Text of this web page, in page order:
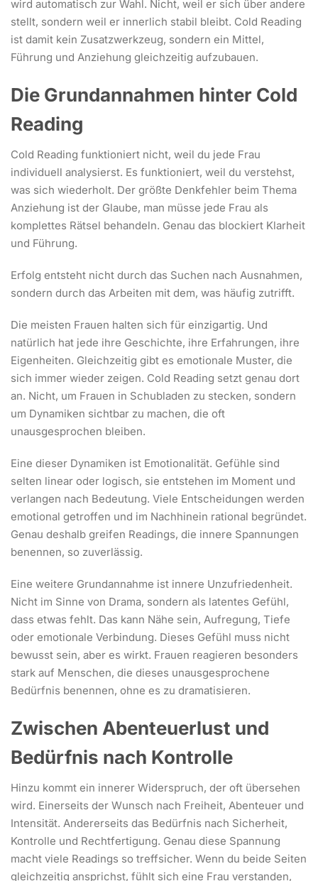
wird automatisch zur Wahl. Nicht, weil er sich über andere
stellt, sondern weil er innerlich stabil bleibt. Cold Reading
ist damit kein Zusatzwerkzeug, sondern ein Mittel,
Führung und Anziehung gleichzeitig aufzubauen.
Die Grundannahmen hinter Cold
Reading
Cold Reading funktioniert nicht, weil du jede Frau
individuell analysierst. Es funktioniert, weil du verstehst,
was sich wiederholt. Der größte Denkfehler beim Thema
Anziehung ist der Glaube, man müsse jede Frau als
komplettes Rätsel behandeln. Genau das blockiert Klarheit
und Führung.
Erfolg entsteht nicht durch das Suchen nach Ausnahmen,
sondern durch das Arbeiten mit dem, was häufig zutrifft.
Die meisten Frauen halten sich für einzigartig. Und
natürlich hat jede ihre Geschichte, ihre Erfahrungen, ihre
Eigenheiten. Gleichzeitig gibt es emotionale Muster, die
sich immer wieder zeigen. Cold Reading setzt genau dort
an. Nicht, um Frauen in Schubladen zu stecken, sondern
um Dynamiken sichtbar zu machen, die oft
unausgesprochen bleiben.
Eine dieser Dynamiken ist Emotionalität. Gefühle sind
selten linear oder logisch, sie entstehen im Moment und
verlangen nach Bedeutung. Viele Entscheidungen werden
emotional getroffen und im Nachhinein rational begründet.
Genau deshalb greifen Readings, die innere Spannungen
benennen, so zuverlässig.
Eine weitere Grundannahme ist innere Unzufriedenheit.
Nicht im Sinne von Drama, sondern als latentes Gefühl,
dass etwas fehlt. Das kann Nähe sein, Aufregung, Tiefe
oder emotionale Verbindung. Dieses Gefühl muss nicht
bewusst sein, aber es wirkt. Frauen reagieren besonders
stark auf Menschen, die dieses unausgesprochene
Bedürfnis benennen, ohne es zu dramatisieren.
Zwischen Abenteuerlust und
Bedürfnis nach Kontrolle
Hinzu kommt ein innerer Widerspruch, der oft übersehen
wird. Einerseits der Wunsch nach Freiheit, Abenteuer und
Intensität. Andererseits das Bedürfnis nach Sicherheit,
Kontrolle und Rechtfertigung. Genau diese Spannung
macht viele Readings so treffsicher. Wenn du beide Seiten
gleichzeitig ansprichst, fühlt sich eine Frau verstanden,